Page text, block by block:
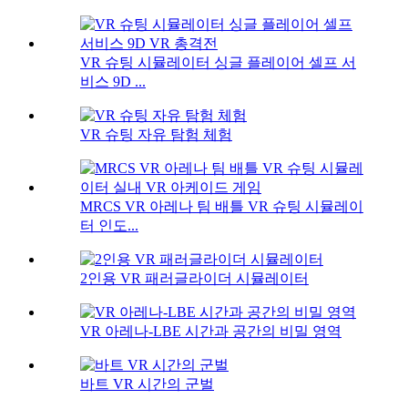
VR 슈팅 시뮬레이터 싱글 플레이어 셀프 서
비스 9D ...
VR 슈팅 자유 탐험 체험
MRCS VR 아레나 팀 배틀 VR 슈팅 시뮬레이
터 인도...
2인용 VR 패러글라이더 시뮬레이터
VR 아레나-LBE 시간과 공간의 비밀 영역
바트 VR 시간의 군벌